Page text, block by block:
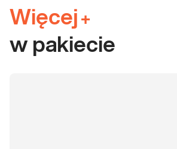
Więcej +
w pakiecie